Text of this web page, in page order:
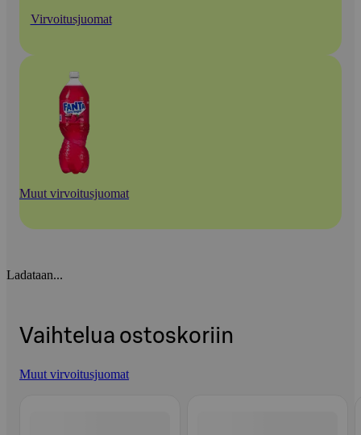
Virvoitusjuomat
Muut virvoitusjuomat
Ladataan...
Vaihtelua ostoskoriin
Muut virvoitusjuomat